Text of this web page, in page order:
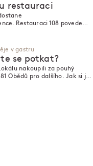
restauraci
Restauraci 108 povede
na jaře.
v gastru
se potkat?
nakoupili za pouhý
Obědů pro dalšího. Jak si je